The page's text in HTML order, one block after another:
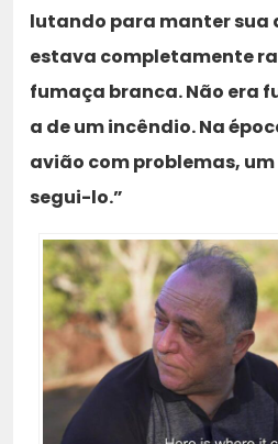
lutando para manter sua
estava completamente
fumaça branca. Não era
a de um incêndio. Na
avião com problemas,
segui-lo.”